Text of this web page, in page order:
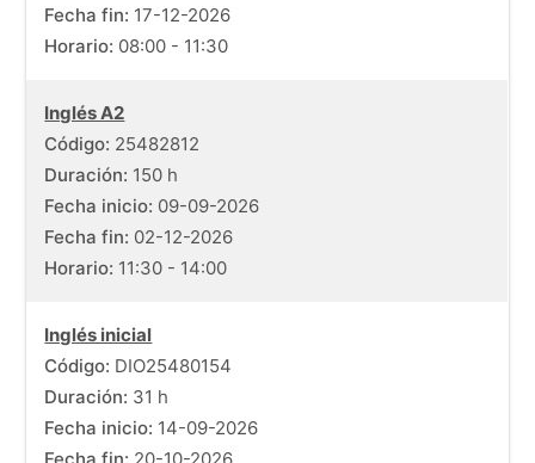
Fecha fin: 17-12-2026
Horario: 08:00 - 11:30
Código: 25482812
Inglés A2
Duración: 150 h
Fecha inicio: 09-09-2026
Fecha fin: 02-12-2026
Horario: 11:30 - 14:00
Código: DIO25480154
Inglés inicial
Duración: 31 h
Fecha inicio: 14-09-2026